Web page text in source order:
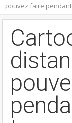
pouvez faire